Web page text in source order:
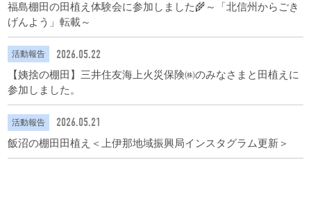
福島棚田の田植え体験会に参加しました🌾～「北信州からごき
げんよう」転載～
活動報告 2026.05.22
【姨捨の棚田】三井住友海上火災保険㈱のみなさまと田植えに
参加しました。
活動報告 2026.05.21
飯沼の棚田田植え＜上伊那地域振興局インスタグラム更新＞